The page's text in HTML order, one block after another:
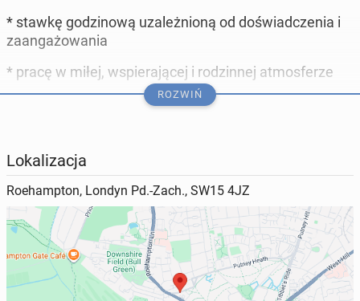
* stawkę godzinową uzależnioną od doświadczenia i
zaangażowania
* pracę w miłej, wspierającej i rodzinnej atmosferze
i piśmie)
* zaangażowanie i dyspozycyjność
* NIN, settlement status oraz konto bankowe
* uśmiech, cierpliwość i pozytywne nastawienie (u
nas pracuje się, bo się chce 🙂)
📧 CV prosimy wysyłać na: chatkafranka@gmail.com
ROZWIŃ
Lokalizacja
Roehampton, Londyn Pd.-Zach., SW15 4JZ